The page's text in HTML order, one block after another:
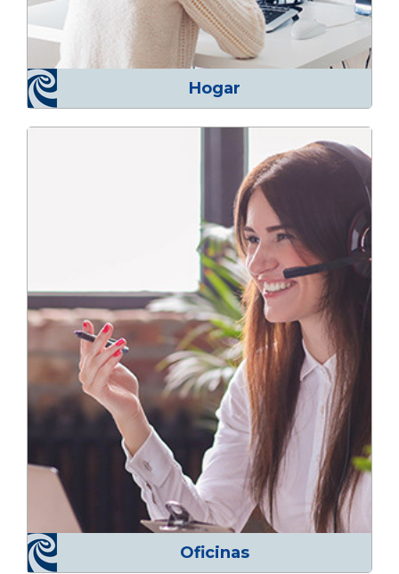
Hogar
Oficinas